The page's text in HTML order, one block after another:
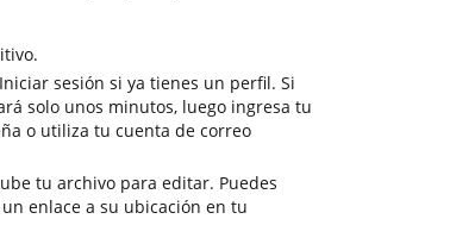
sesión si ya tienes un perfil. Si
solo unos minutos, luego ingresa tu
o utiliza tu cuenta de correo
tu archivo para editar. Puedes
enlace a su ubicación en tu